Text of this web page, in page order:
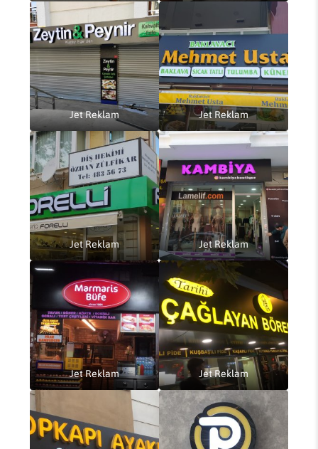
Jet Reklam Jet Reklam
Jet Reklam Jet Reklam
Jet Reklam Jet Reklam